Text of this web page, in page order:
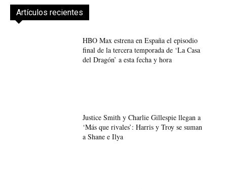
Artículos recientes
HBO Max estrena en España el episodio
final de la tercera temporada de ‘La Casa
del Dragón’ a esta fecha y hora
Justice Smith y Charlie Gillespie llegan a
‘Más que rivales’: Harris y Troy se suman
a Shane e Ilya